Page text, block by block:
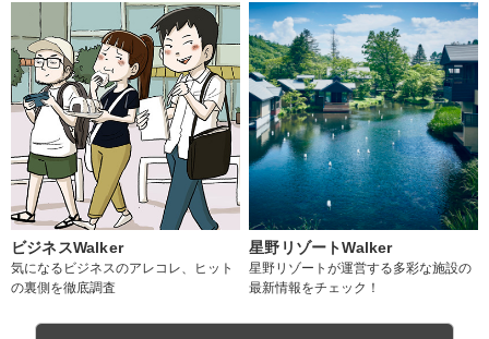
ビジネスWalker
気になるビジネスのアレコレ、ヒット
の裏側を徹底調査
星野リゾートWalker
星野リゾートが運営する多彩な施設の
最新情報をチェック！